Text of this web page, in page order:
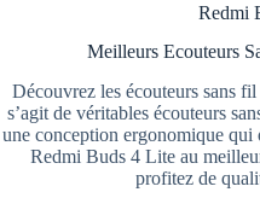
Redmi
Meilleurs Ecouteurs
Découvrez les écouteurs sans
s’agit de véritables écouteurs
une conception ergonomique
Redmi Buds 4 Lite au
profitez de